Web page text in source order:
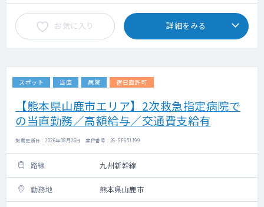
お気に入り 詳細をみる
スポット 当直 病院 宿日直許可
【熊本県山鹿市エリア】2次救急指定病院で
の当直勤務／高額給与／交通費支給有
掲載更新日 : 2026年08月06日 案件番号 : 26-SF651199
路線 九州新幹線
勤務地 熊本県山鹿市